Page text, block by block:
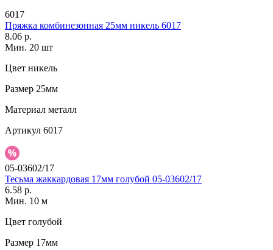
6017
Пряжка комбинезонная 25мм никель 6017
8.06 р.
Мин. 20 шт
Цвет никель
Размер 25мм
Материал металл
Артикул 6017
05-03602/17
Тесьма жаккардовая 17мм голубой 05-03602/17
6.58 р.
Мин. 10 м
Цвет голубой
Размер 17мм